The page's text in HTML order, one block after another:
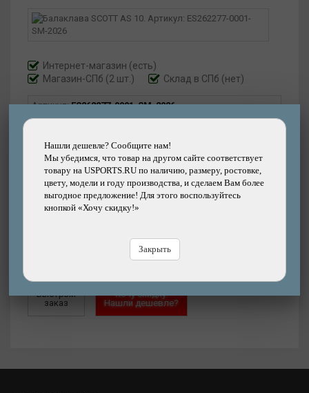
Нашли дешевле? Сообщите нам!
Мы убедимся, что товар на другом сайте соответствует
товару на USPORTS.RU по наличию, размеру, ростовке,
цвету, модели и году производства, и сделаем Вам более
выгодное предложение! Для этого воспользуйтесь
кнопкой «Хочу скидку!»
Закрыть
Интернет-магазин (есть)
Магазин-СПб (2 шт.)
Склад в СПб (нет)
Артикул:ES262277-0001-SM-2026
4599 р.
Добавить
Купить
в рассрочку
Быстрый
заказ
Хочу скидку!
Нашли дешевле?